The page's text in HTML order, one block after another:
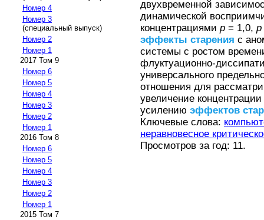
Номер 4
Номер 3
(специальный выпуск)
Номер 2
Номер 1
2017 Том 9
Номер 6
Номер 5
Номер 4
Номер 3
Номер 2
Номер 1
2016 Том 8
Номер 6
Номер 5
Номер 4
Номер 3
Номер 2
Номер 1
2015 Том 7
двухвременной
динамической
концентрациями p = 1,0, p
эффекты старения c
системы с ростом
флуктуационно-
универсального
отношения для
увеличение
усилению эффектов
Ключевые слова:
неравновесное
Просмотров за год: 11.